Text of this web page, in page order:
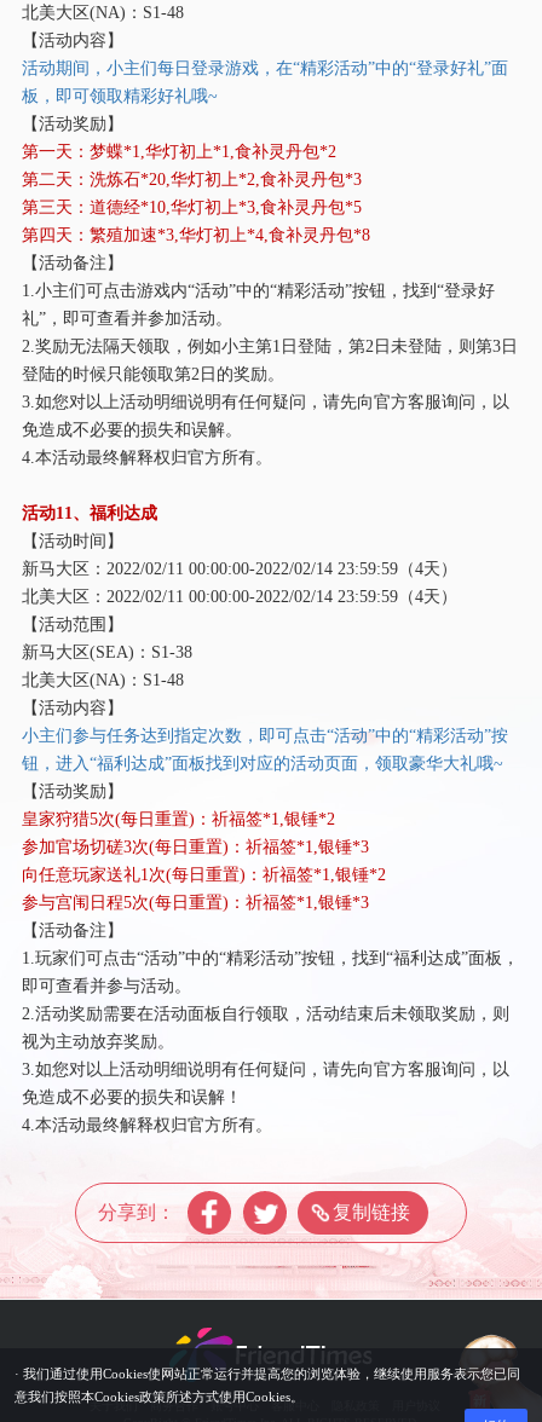
北美大区(NA)：S1-48
【活动内容】
活动期间，小主们每日登录游戏，在“精彩活动”中的“登录好礼”面
板，即可领取精彩好礼哦~
【活动奖励】
第一天：梦蝶*1,华灯初上*1,食补灵丹包*2
第二天：洗炼石*20,华灯初上*2,食补灵丹包*3
第三天：道德经*10,华灯初上*3,食补灵丹包*5
第四天：繁殖加速*3,华灯初上*4,食补灵丹包*8
【活动备注】
1.小主们可点击游戏内“活动”中的“精彩活动”按钮，找到“登录好
礼”，即可查看并参加活动。
2.奖励无法隔天领取，例如小主第1日登陆，第2日未登陆，则第3日
登陆的时候只能领取第2日的奖励。
3.如您对以上活动明细说明有任何疑问，请先向官方客服询问，以
免造成不必要的损失和误解。
4.本活动最终解释权归官方所有。
活动11、福利达成
【活动时间】
新马大区： 2022/02/11 00:00:00-2022/02/14 23:59:59（4天）
北美大区： 2022/02/11 00:00:00-2022/02/14 23:59:59（4天）
【活动范围】
新马大区(SEA)：S1-38
北美大区(NA)：S1-48
【活动内容】
小主们参与任务达到指定次数，即可点击“活动”中的“精彩活动”按
钮，进入“福利达成”面板找到对应的活动页面，领取豪华大礼哦~
【活动奖励】
皇家狩猎5次(每日重置)：祈福签*1,银锤*2
参加官场切磋3次(每日重置)：祈福签*1,银锤*3
向任意玩家送礼1次(每日重置)：祈福签*1,银锤*2
参与宫闱日程5次(每日重置)：祈福签*1,银锤*3
【活动备注】
1.玩家们可点击“活动”中的“精彩活动”按钮，找到“福利达成”面板，
即可查看并参与活动。
2.活动奖励需要在活动面板自行领取，活动结束后未领取奖励，则
视为主动放弃奖励。
3.如您对以上活动明细说明有任何疑问，请先向官方客服询问，以
免造成不必要的损失和误解！
4.本活动最终解释权归官方所有。
分享到： 复制链接
关于我们 商务合作 账号中心 客服中心
· 我们通过使用Cookies使网站正常运行并提高您的浏览体验，继续使用服务表示您已同
意我们按照本Cookies政策所述方式使用Cookies。